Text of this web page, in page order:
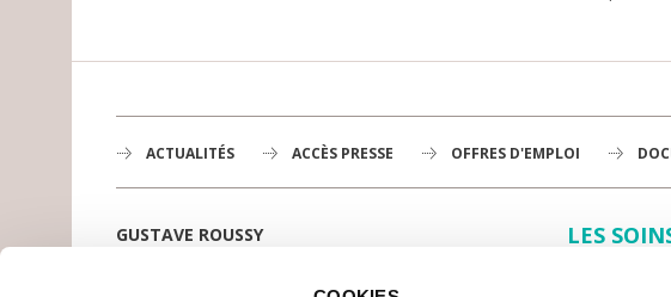
ACTUALITÉS ACCÈS PRESSE OFFRES D'EMPLOI
GUSTAVE ROUSSY
LES